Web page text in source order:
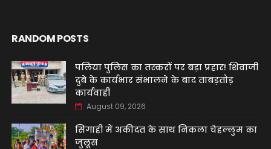
RANDOM POSTS
पलिया पुलिस का तस्करों पर बड़ा प्रहार! शिवाजी
दुबे के कार्यभार संभालने के बाद ताबड़तोड़
कार्यवाही
August 09, 2026
सिंगाही में अकीदत के साथ निकला चेहल्लुम का
जुलूस